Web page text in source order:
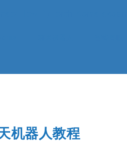
机器人教程